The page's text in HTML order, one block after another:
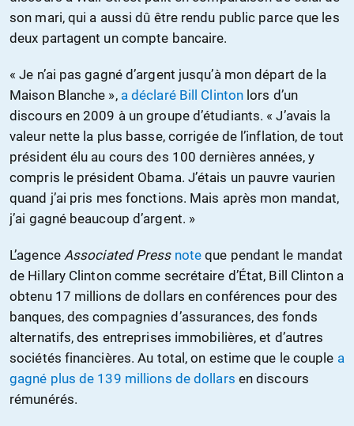
son mari, qui a aussi dû être rendu public parce que les
deux partagent un compte bancaire.
« Je n’ai pas gagné d’argent jusqu’à mon départ de la
Maison Blanche », a déclaré Bill Clinton lors d’un
discours en 2009 à un groupe d’étudiants. « J’avais la
valeur nette la plus basse, corrigée de l’inflation, de tout
président élu au cours des 100 dernières années, y
compris le président Obama. J’étais un pauvre vaurien
quand j’ai pris mes fonctions. Mais après mon mandat,
j’ai gagné beaucoup d’argent. »
L’agence Associated Press note que pendant le mandat
de Hillary Clinton comme secrétaire d’État, Bill Clinton a
obtenu 17 millions de dollars en conférences pour des
banques, des compagnies d’assurances, des fonds
alternatifs, des entreprises immobilières, et d’autres
sociétés financières. Au total, on estime que le couple a
gagné plus de 139 millions de dollars en discours
rémunérés.